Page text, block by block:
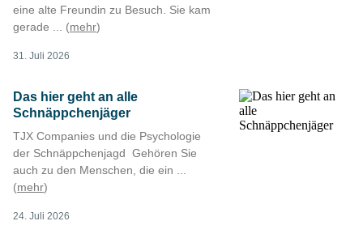
eine alte Freundin zu Besuch. Sie kam
gerade ... (mehr)
31. Juli 2026
Das hier geht an alle
Schnäppchenjäger
TJX Companies und die Psychologie
der Schnäppchenjagd Gehören Sie
auch zu den Menschen, die ein ...
(mehr)
24. Juli 2026